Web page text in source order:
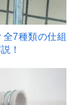
7種類の仕組
！